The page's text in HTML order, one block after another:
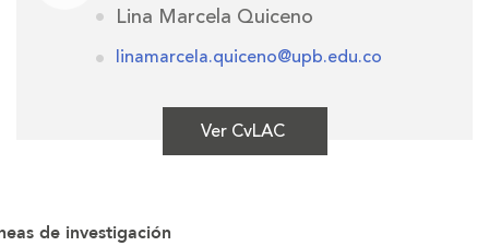
Lina Marcela Quiceno
linamarcela.quiceno@upb.edu.co
Ver CvLAC
de investigación